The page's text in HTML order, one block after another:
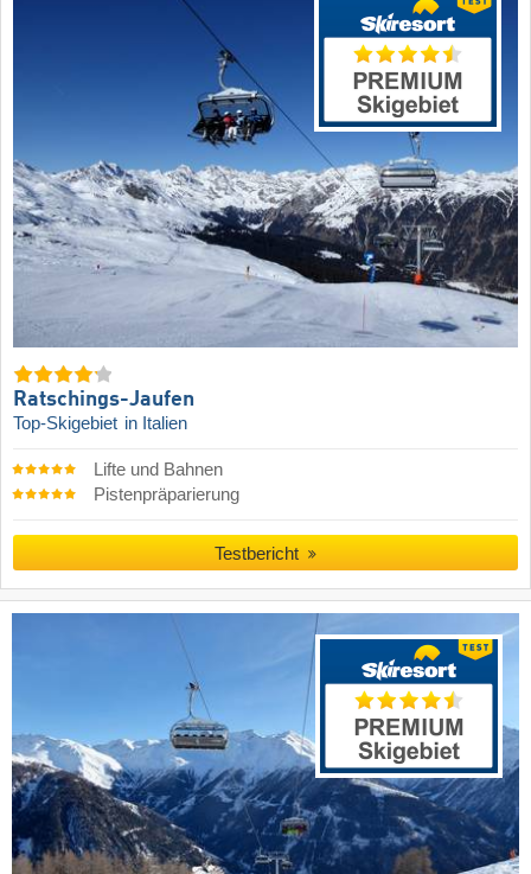
Ratschings-Jaufen
Top-Skigebiet in Italien
Lifte und Bahnen
Pistenpräparierung
Testbericht